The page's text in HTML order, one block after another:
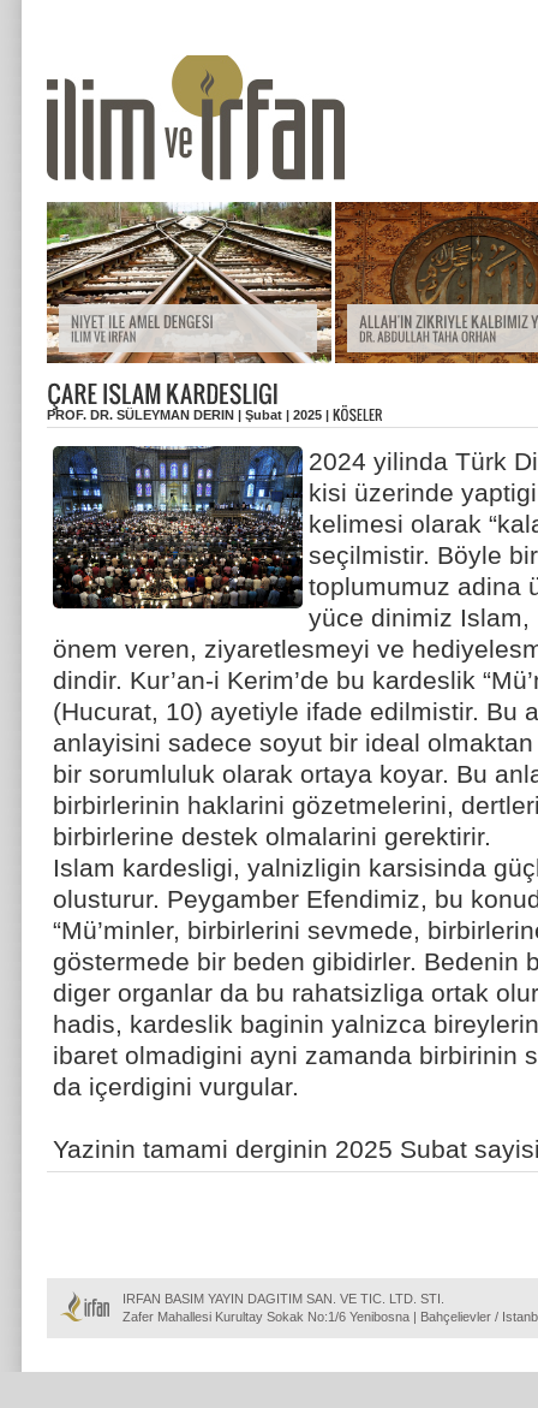
PROF. DR. SÜLEYMAN DERIN | Şubat | 2025 |
2024 yilinda Türk
kisi üzerinde
kelimesi olarak
seçilmistir. Böyle
toplumumuz adina
yüce dinimiz
önem veren, ziyaretlesmeyi ve
dindir. Kur’an-i Kerim’de bu kardeslik
(Hucurat, 10) ayetiyle ifade edilmistir. Bu
anlayisini sadece soyut bir ideal
bir sorumluluk olarak ortaya koyar. Bu
birbirlerinin haklarini gözetmelerini,
birbirlerine destek olmalarini gerektirir.
Islam kardesligi, yalnizligin karsisinda
olusturur. Peygamber Efendimiz, bu
“Mü’minler, birbirlerini sevmede,
göstermede bir beden gibidirler. Bedenin
diger organlar da bu rahatsizliga ortak
hadis, kardeslik baginin yalnizca
ibaret olmadigini ayni zamanda birbirinin
da içerdigini vurgular.
Yazinin tamami derginin 2025 Subat
IRFAN BASIM YAYIN DAGITIM SAN. VE TIC. LTD. STI.
Zafer Mahallesi Kurultay Sokak No:1/6 Yenibosna | Bahçelievler /